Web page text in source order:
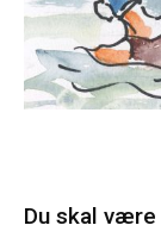
Du skal